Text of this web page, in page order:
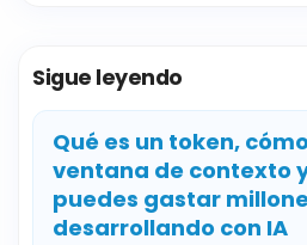
Sigue leyendo
Qué es un token,
ventana de contexto
puedes gastar
desarrollando con IA